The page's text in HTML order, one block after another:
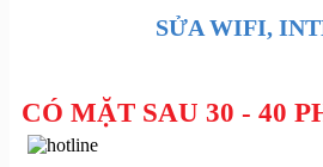
SỬA WIFI,
CÓ MẶT SAU 30 - 40